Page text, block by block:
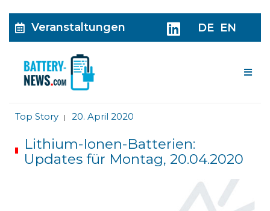
Veranstaltungen DE EN
Top Story | 20. April 2020
Lithium-Ionen-Batterien:
Updates für Montag, 20.04.2020